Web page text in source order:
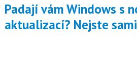
Padají vám Windows s novou
aktualizací? Nejste sami